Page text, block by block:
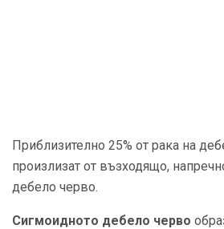
Приблизително 25% от рака на
произлизат от възходящо,
дебело черво.
Сигмоидното дебело черво